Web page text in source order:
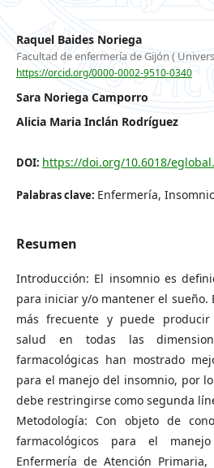
Raquel Baides Noriega
Facultad de enfermería de Gijón (
https://orcid.org/0000-0002-9510-0340
Sara Noriega Camporro
Alicia Maria Inclán Rodríguez
DOI: https://doi.org/10.6018/
Palabras clave: Enfermería,
Resumen
Introducción: El insomnio es
para iniciar y/o mantener el sueño.
más frecuente y puede producir
salud en todas las
farmacológicas han mostrado
para el manejo del insomnio, por
debe restringirse como segunda
Metodología: Con objeto de
farmacológicos para el
Enfermería de Atención